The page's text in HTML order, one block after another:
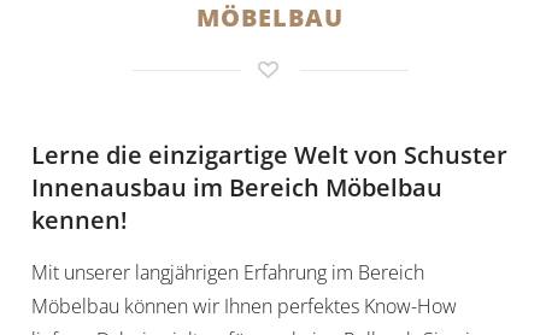
MÖBELBAU
Lerne die einzigartige Welt von Schuster
Innenausbau im Bereich Möbelbau
kennen!
Mit unserer langjährigen Erfahrung im Bereich
Möbelbau können wir Ihnen perfektes Know-How